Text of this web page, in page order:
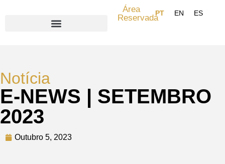
Área
Reservada
Notícia
E-NEWS | SETEMBRO
2023
Outubro 5, 2023